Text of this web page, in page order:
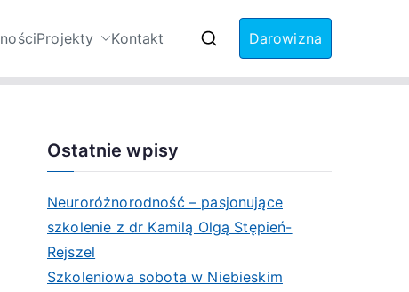
ze
Projekty Kontakt Darowizna
Ostatnie wpisy
Neuroróżnorodność – pasjonujące
szkolenie z dr Kamilą Olgą Stępień-
Rejszel
Szkoleniowa sobota w Niebieskim